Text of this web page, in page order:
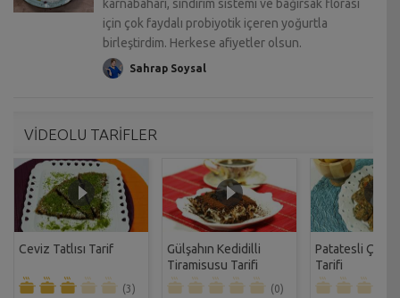
karnabaharı, sindirim sistemi ve bağırsak florası
için çok faydalı probiyotik içeren yoğurtla
birleştirdim. Herkese afiyetler olsun.
Sahrap Soysal
VİDEOLU TARİFLER
Ceviz Tatlısı Tarif
(3)
Gülşahın Kedidilli
Tiramisusu Tarifi
(0)
Patatesli Çıtır
Tarifi